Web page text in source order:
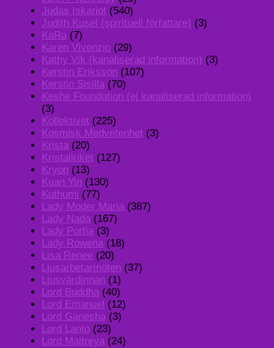
Judas Iskariot (540)
Judith Kusel (spirituell författare) (3)
KaRa (7)
Karen Vivenzio (29)
Kathy Vik (kanaliserad information) (3)
Kerstin Eriksson (107)
Kerstin Sisilla (70)
Keshe Foundation (ej kanaliserad information)
(3)
Kollektivet (225)
Kosmisk Medvetenhet (3)
Krista (20)
Kristallriket (127)
Kryon (13)
Kuan Yin (130)
Kuthumi (77)
Lady Moder Maria (387)
Lady Nada (167)
Lady Portia (3)
Lady Rowena (18)
Lisa Renee (20)
Ljusarbetarmöten (37)
Ljusvärdinnan (1)
Lord Buddha (40)
Lord Emanuel (12)
Lord Ganesha (3)
Lord Lanto (23)
Lord Maitreya (24)